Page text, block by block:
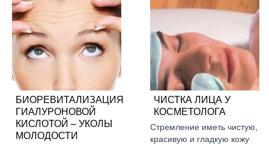
БИОРЕВИТАЛИЗАЦИЯ
ГИАЛУРОНОВОЙ
КИСЛОТОЙ – УКОЛЫ
МОЛОДОСТИ
ЧИСТКА ЛИЦА У
КОСМЕТОЛОГА
Стремление иметь чистую,
красивую и гладкую кожу